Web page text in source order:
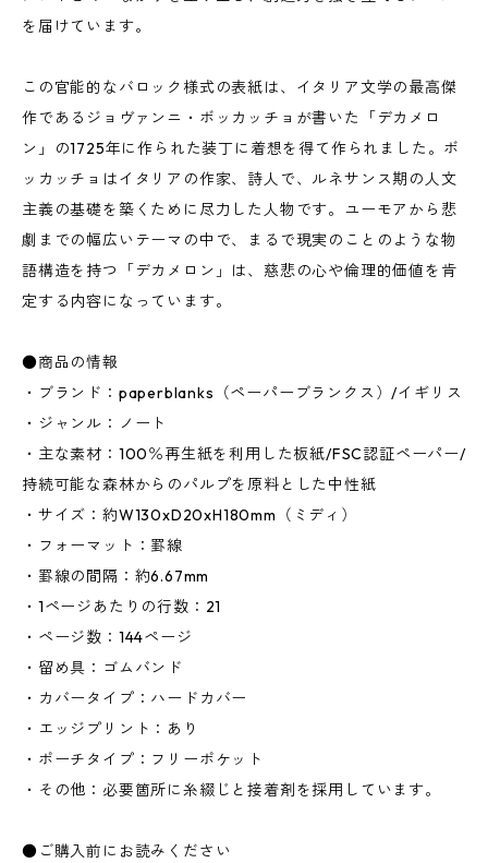
を届けています。
この官能的なバロック様式の表紙は、イタリア文学の最高傑
作であるジョヴァンニ・ボッカッチョが書いた「デカメロ
ン」の1725年に作られた装丁に着想を得て作られました。ボ
ッカッチョはイタリアの作家、詩人で、ルネサンス期の人文
主義の基礎を築くために尽力した人物です。ユーモアから悲
劇までの幅広いテーマの中で、まるで現実のことのような物
語構造を持つ「デカメロン」は、慈悲の心や倫理的価値を肯
定する内容になっています。
●商品の情報
・ブランド：paperblanks（ペーパーブランクス）/イギリス
・ジャンル：ノート
・主な素材：100％再生紙を利用した板紙/FSC認証ペーパー/
持続可能な森林からのパルプを原料とした中性紙
・サイズ：約W130xD20xH180mm（ミディ）
・フォーマット：罫線
・罫線の間隔：約6.67mm
・1ページあたりの行数：21
・ページ数：144ページ
・留め具：ゴムバンド
・カバータイプ：ハードカバー
・エッジプリント：あり
・ポーチタイプ：フリーポケット
・その他：必要箇所に糸綴じと接着剤を採用しています。
●ご購入前にお読みください